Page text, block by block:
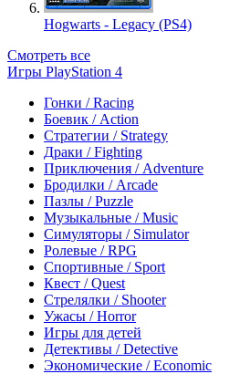
Hogwarts - Legacy (PS4)
Смотреть все
Игры PlayStation 4
Гонки / Racing
Боевик / Action
Стратегии / Strategy
Драки / Fighting
Приключения / Adventure
Бродилки / Arcade
Пазлы / Puzzle
Музыкальные / Music
Симуляторы / Simulator
Ролевые / RPG
Спортивные / Sport
Квест / Quest
Стрелялки / Shooter
Ужасы / Horror
Игры для детей
Детективы / Detective
Экономические / Economic